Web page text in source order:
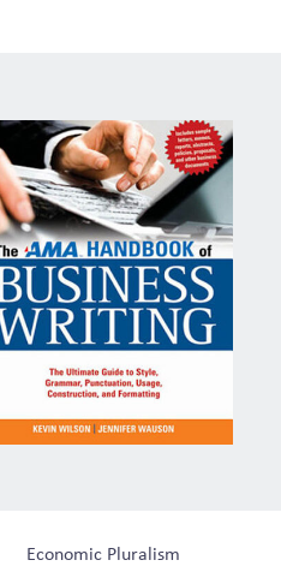
Economic Pluralism